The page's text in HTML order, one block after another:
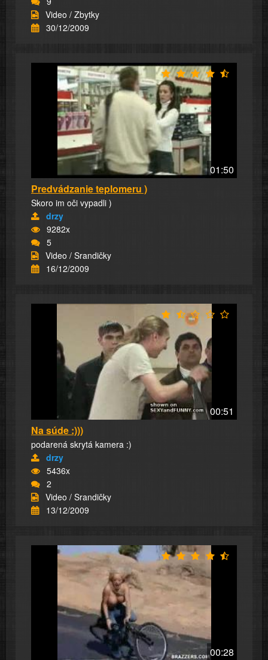
Video / Zbytky
30/12/2009
01:50
Predvádzanie teplomeru )
Skoro im oči vypadli )
drzy
9282x
5
Video / Srandičky
16/12/2009
00:51
Na súde :)))
podarená skrytá kamera :)
drzy
5436x
2
Video / Srandičky
13/12/2009
00:28